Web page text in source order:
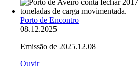
Porto de Encontro
08.12.2025
Emissão de 2025.12.08
Ouvir